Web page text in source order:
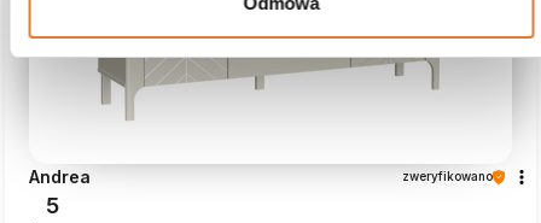
Andrea zweryfikowano
5